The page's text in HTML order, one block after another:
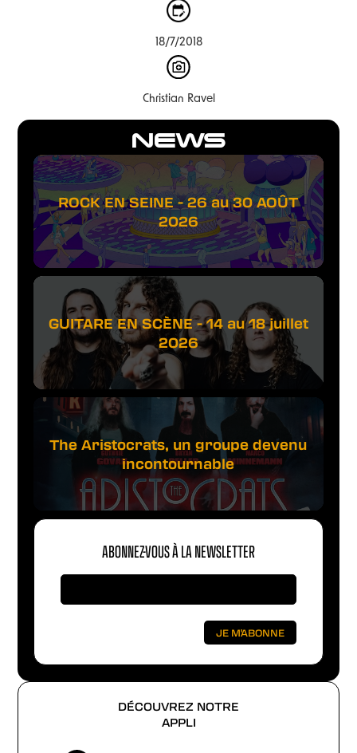
DÉCOUVREZ NOTRE
APPLI
NEWS
ROCK EN SEINE - 26 au 30 AOÛT
2026
GUITARE EN SCÈNE - 14 au 18 juillet
2026
The Aristocrats, un groupe devenu
incontournable
ABONNEZ-VOUS À LA NEWSLETTER
18/7/2018
Christian Ravel